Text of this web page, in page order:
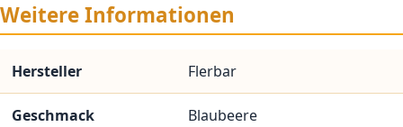
Weitere Informationen
Hersteller Flerbar
Geschmack Blaubeere